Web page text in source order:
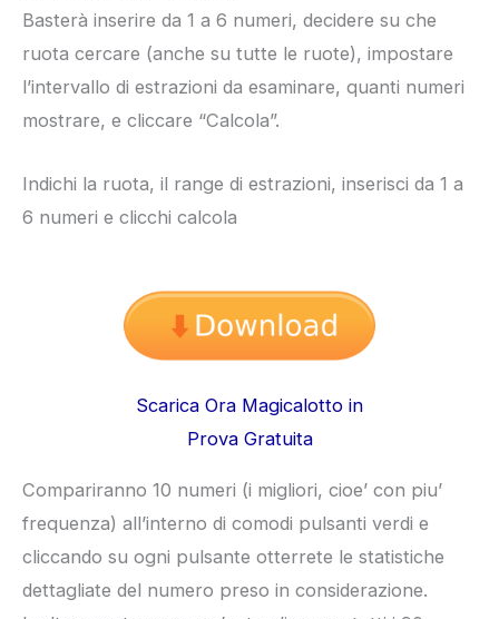
Basterà inserire da 1 a 6 numeri, decidere su che
ruota cercare (anche su tutte le ruote), impostare
l’intervallo di estrazioni da esaminare, quanti numeri
mostrare, e cliccare “Calcola”.
Indichi la ruota, il range di estrazioni, inserisci da 1 a
6 numeri e clicchi calcola
Scarica Ora Magicalotto in
Prova Gratuita
Compariranno 10 numeri (i migliori, cioe’ con piu’
frequenza) all’interno di comodi pulsanti verdi e
cliccando su ogni pulsante otterrete le statistiche
dettagliate del numero preso in considerazione.